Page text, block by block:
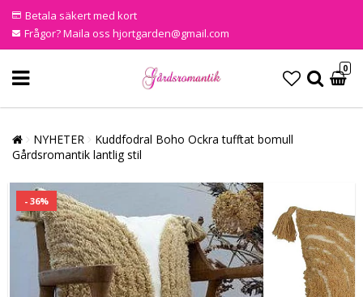
Betala säkert med kort
Frågor? Maila oss hjortgarden@gmail.com
0
NYHETER
Kuddfodral Boho Ockra tufftat bomull
Gårdsromantik lantlig stil
- 36%